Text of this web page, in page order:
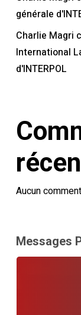
générale
Charlie Magri
International
d'INTERPOL
Aucun
Messages